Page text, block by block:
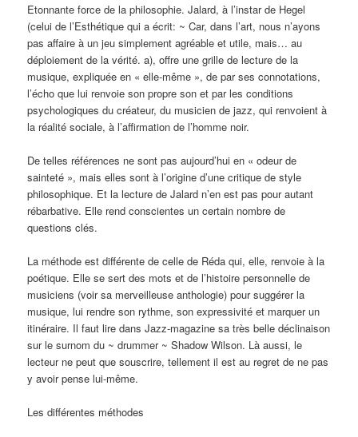
Etonnante force de la philosophie. Jalard, à l’instar de Hegel
(celui de l’Esthétique qui a écrit: ~ Car, dans l’art, nous n’ayons
pas affaire à un jeu simplement agréable et utile, mais… au
déploiement de la vérité. a), offre une grille de lecture de la
musique, expli­quée en « elle‑même », de par ses connotations,
l’écho que lui renvoie son propre son et par les conditions
psycho­logiques du créateur, du musicien de jazz, qui renvoient à
la réalité sociale, à l’affirmation de l’homme noir.
De telles références ne sont pas aujourd’hui en « odeur de
sainteté », mais elles sont à l’origine d’une critique de style
philosophique. Et la lecture de Jalard n’en est pas pour autant
rébarba­tive. Elle rend conscientes un certain nombre de
questions clés.
La méthode est différente de celle de Réda qui, elle, renvoie à la
poétique. Elle se sert des mots et de l’histoire personnelle de
musiciens (voir sa mer­veilleuse anthologie) pour suggérer la
musique, lui rendre son rythme, son expressivité et marquer un
itinéraire. Il faut lire dans Jazz‑magazine sa très belle déclinaison
sur le surnom du ~ drummer ~ Shadow Wilson. Là aussi, le
lecteur ne peut que souscrire, telle­ment il est au regret de ne pas
y avoir pense lui-même.
Les différentes méthodes